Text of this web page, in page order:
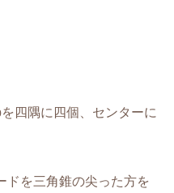
四隅に四個、センターに
ドを三角錐の尖った方を